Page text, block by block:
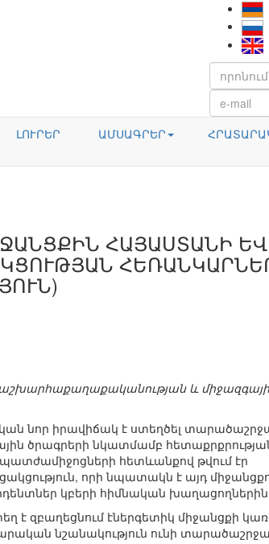
ԼՈՒՐԵՐ ԱՄՍԱԳՐԵՐ
ՀԱՅԱՍՏԱՆԻ ԵՎ
և
նոր իրավիճակ է ստեղծել
ծրագրերի նկատմամբ
հետևանքով թվում էր
որի նպատակն է այդ
կբերի հիմնական
է զբաղեցնում էներգետիկ միջանցքի
նշանակություն ունի